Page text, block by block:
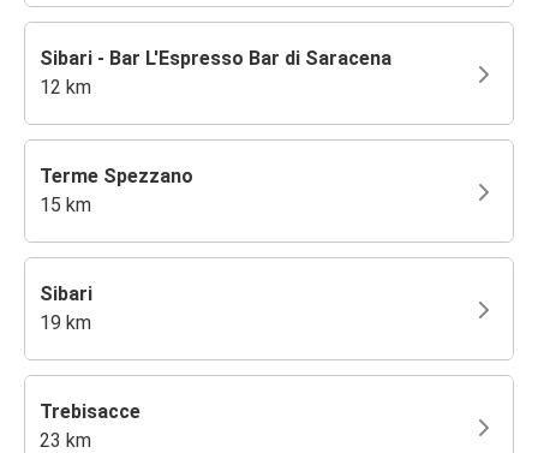
Sibari - Bar L'Espresso Bar di Saracena
12 km
Terme Spezzano
15 km
Sibari
19 km
Trebisacce
23 km